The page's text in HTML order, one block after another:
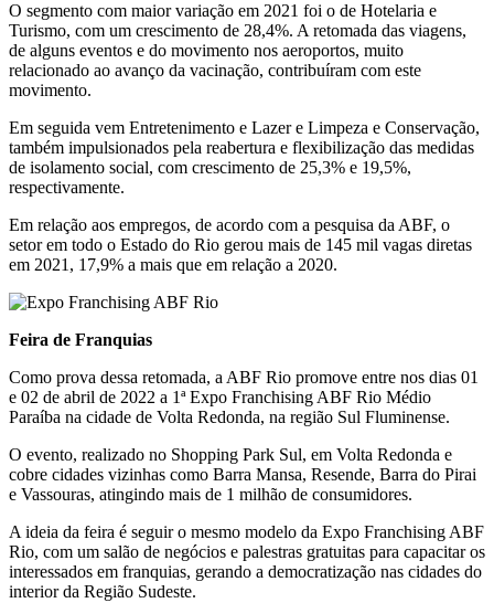
O segmento com maior variação em 2021 foi o de Hotelaria e
Turismo, com um crescimento de 28,4%. A retomada das viagens,
de alguns eventos e do movimento nos aeroportos, muito
relacionado ao avanço da vacinação, contribuíram com este
movimento.
Em seguida vem Entretenimento e Lazer e Limpeza e Conservação,
também impulsionados pela reabertura e flexibilização das medidas
de isolamento social, com crescimento de 25,3% e 19,5%,
respectivamente.
Em relação aos empregos, de acordo com a pesquisa da ABF, o
setor em todo o Estado do Rio gerou mais de 145 mil vagas diretas
em 2021, 17,9% a mais que em relação a 2020.
Feira de Franquias
Como prova dessa retomada, a ABF Rio promove entre nos dias 01
e 02 de abril de 2022 a 1ª Expo Franchising ABF Rio Médio
Paraíba na cidade de Volta Redonda, na região Sul Fluminense.
O evento, realizado no Shopping Park Sul, em Volta Redonda e
cobre cidades vizinhas como Barra Mansa, Resende, Barra do Pirai
e Vassouras, atingindo mais de 1 milhão de consumidores.
A ideia da feira é seguir o mesmo modelo da Expo Franchising ABF
Rio, com um salão de negócios e palestras gratuitas para capacitar os
interessados em franquias, gerando a democratização nas cidades do
interior da Região Sudeste.